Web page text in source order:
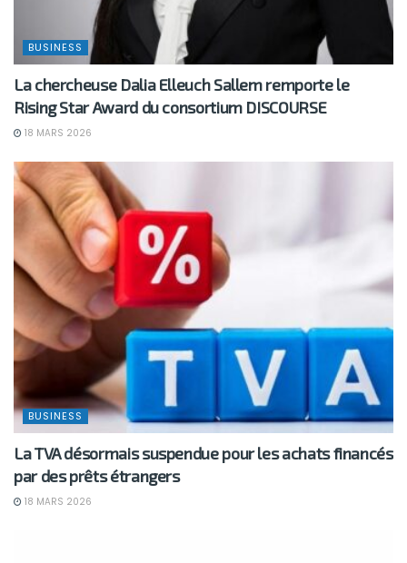
BUSINESS
La chercheuse Dalia Elleuch Sallem remporte le
Rising Star Award du consortium DISCOURSE
18 MARS 2026
BUSINESS
La TVA désormais suspendue pour les achats financés
par des prêts étrangers
18 MARS 2026